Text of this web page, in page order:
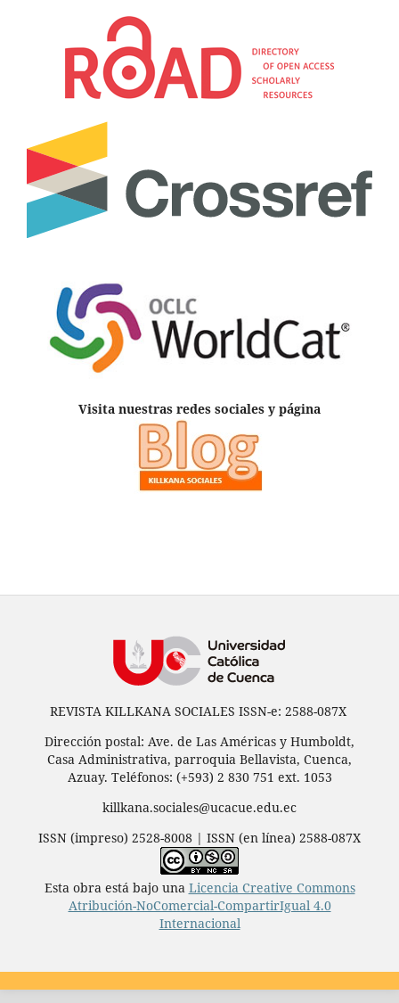
Visita nuestras redes sociales y página
REVISTA KILLKANA SOCIALES ISSN-e: 2588-087X
Dirección postal: Ave. de Las Américas y Humboldt,
Casa Administrativa, parroquia Bellavista, Cuenca,
Azuay. Teléfonos: (+593) 2 830 751 ext. 1053
killkana.sociales@ucacue.edu.ec
ISSN (impreso) 2528-8008 | ISSN (en línea) 2588-087X
Esta obra está bajo una Licencia Creative Commons
Atribución-NoComercial-CompartirIgual 4.0
Internacional